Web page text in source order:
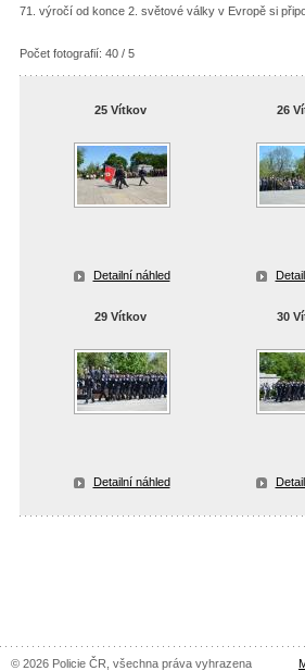
71. výročí od konce 2. světové války v Evropě si
Počet fotografií: 40 / 5
25 Vítkov
Detailní náhled
26
29 Vítkov
Detailní náhled
30
© 2026 Policie ČR, všechna práva vyhrazena